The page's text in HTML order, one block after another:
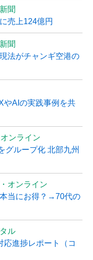
聞
売上124億円
聞
法がチャンギ空港の
やAIの実践事例を共
ンライン
グループ化 北部九州
オンライン
本当にお得？→70代の
ル
応進捗レポート（コ